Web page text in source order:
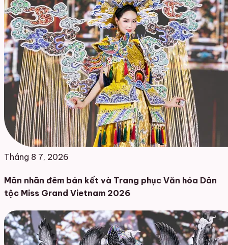
Tháng 8 7, 2026
Mãn nhãn đêm bán kết và Trang phục Văn hóa Dân
tộc Miss Grand Vietnam 2026